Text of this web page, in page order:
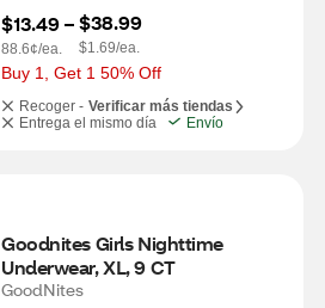
$13.49 –
88.6¢/ea.
$38.99
$1.69/ea.
Buy 1, Get 1 50% Off
Recoger - Verificar más tiendas
Entrega el mismo día
Envío
Goodnites Girls Nighttime
Underwear, XL, 9 CT
GoodNites